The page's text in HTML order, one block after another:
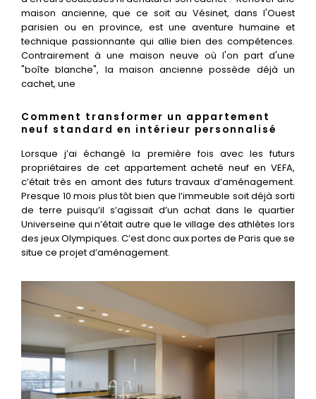
maison ancienne, que ce soit au Vésinet, dans l'Ouest
parisien ou en province, est une aventure humaine et
technique passionnante qui allie bien des compétences.
Contrairement à une maison neuve où l'on part d'une
"boîte blanche", la maison ancienne possède déjà un
cachet, une
Comment transformer un appartement
neuf standard en intérieur personnalisé
Lorsque j’ai échangé la première fois avec les futurs
propriétaires de cet appartement acheté neuf en VEFA,
c’était très en amont des futurs travaux d’aménagement.
Presque 10 mois plus tôt bien que l’immeuble soit déjà sorti
de terre puisqu’il s’agissait d’un achat dans le quartier
Universeine qui n’était autre que le village des athlètes lors
des jeux Olympiques. C’est donc aux portes de Paris que se
situe ce projet d’aménagement.